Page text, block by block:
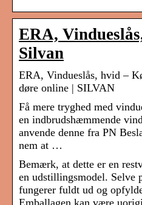
ERA,
Silvan
ERA, Vindueslås, hvid –
døre online | SILVAN
Få mere tryghed med
en indbrudshæmmende
anvende denne fra PN
nem at …
Bemærk, at dette er en
en udstillingsmodel. Selve
fungerer fuldt ud og